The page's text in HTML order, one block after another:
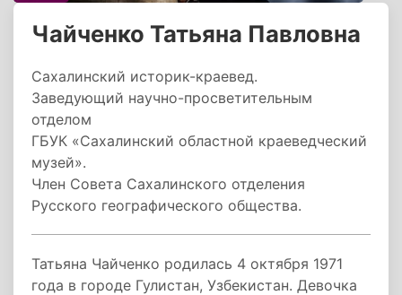
Чайченко Татьяна Павловна
Сахалинский историк-краевед.
Заведующий научно-просветительным
отделом
ГБУК «Сахалинский областной краеведческий
музей».
Член Совета Сахалинского отделения
Русского географического общества.
Татьяна Чайченко родилась 4 октября 1971
года в городе Гулистан, Узбекистан. Девочка